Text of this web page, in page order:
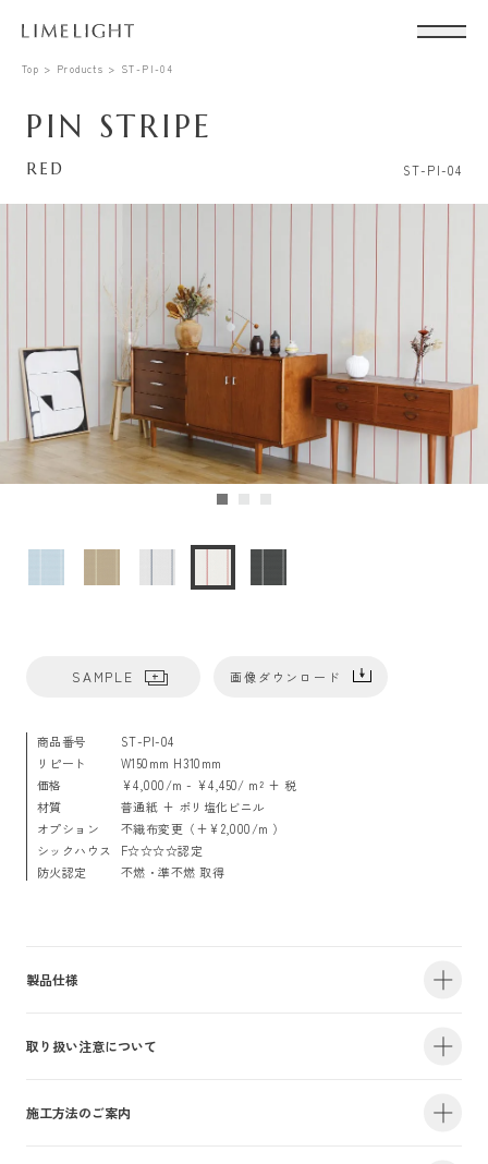
Top Products ST-PI-04
PIN STRIPE
RED ST-PI-04
SAMPLE 画像ダウンロード
商品番号
ST-PI-04
リピート
W150mm H310mm
価格
¥4,000/m - ¥4,450/ m² + 税
材質
普通紙 + ポリ塩化ビニル
オプション
不織布変更（+¥2,000/m ）
シックハウス
F☆☆☆☆認定
防火認定
不燃・準不燃 取得
製品仕様
・サイズ
940mm×47m（有効巾900mm・m切売り）
取り扱い注意について
| 1.防火性能について |
施工方法のご案内